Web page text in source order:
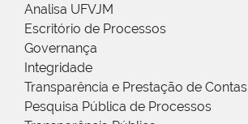
Analisa UFVJM
Escritório de Processos
Governança
Integridade
Transparência e Prestação de Contas
Pesquisa Pública de Processos